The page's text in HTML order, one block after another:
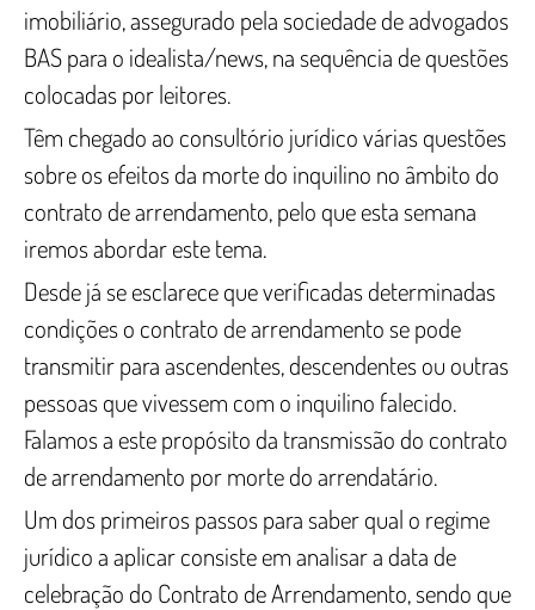
imobiliário, assegurado pela sociedade de advogados
BAS para o idealista/news, na sequência de questões
colocadas por leitores.
Têm chegado ao consultório jurídico várias questões
sobre os efeitos da morte do inquilino no âmbito do
contrato de arrendamento, pelo que esta semana
iremos abordar este tema.
Desde já se esclarece que verificadas determinadas
condições o contrato de arrendamento se pode
transmitir para ascendentes, descendentes ou outras
pessoas que vivessem com o inquilino falecido.
Falamos a este propósito da transmissão do contrato
de arrendamento por morte do arrendatário.
Um dos primeiros passos para saber qual o regime
jurídico a aplicar consiste em analisar a data de
celebração do Contrato de Arrendamento, sendo que